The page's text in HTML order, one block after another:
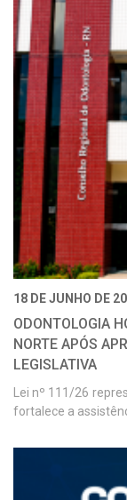
18 DE JUNHO DE
ODONTOLOGIA
NORTE APÓS
LEGISLATIVA
Lei nº 111/26
fortalece a